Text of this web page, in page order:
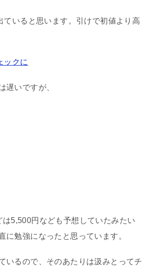
いると思います。引けで初値より高
ックに
遅いですが、
5,500円なども予想していたみたい
勉強になったと思っています。
いるので、そのあたりは汲みとってチ